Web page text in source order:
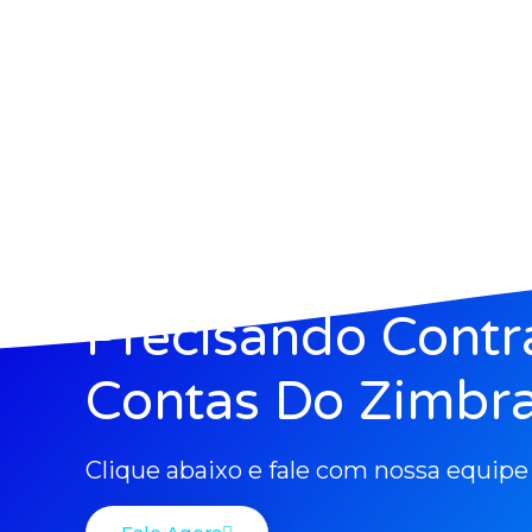
Precisando
Contas Do
Clique abaixo e fale com nossa